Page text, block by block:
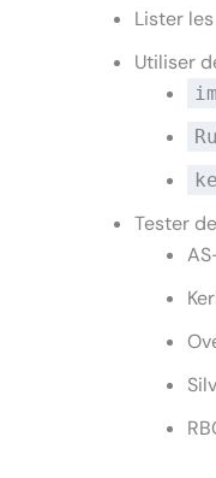
Lister
Utiliser
Tester